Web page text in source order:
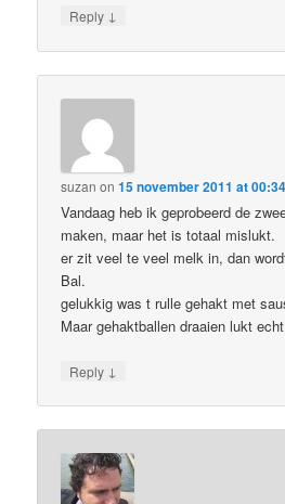
Reply ↓
suzan on15 november 2011 at 00:34
Vandaag heb ik geprobeerd de
maken, maar het is totaal mislukt.
er zit veel te veel melk in, dan
Bal.
gelukkig was t rulle gehakt met
Maar gehaktballen draaien lukt
Reply ↓